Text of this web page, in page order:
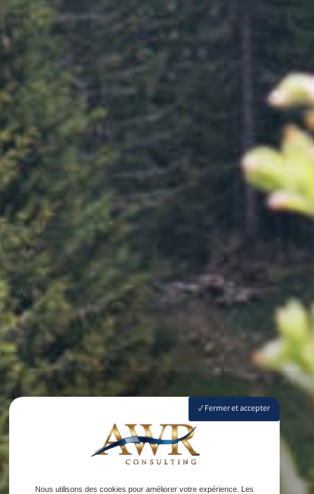
Fermer et accepter
Nous utilisons des cookies pour améliorer votre expérience. Les